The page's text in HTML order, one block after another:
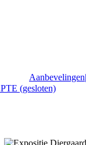
(gesloten)